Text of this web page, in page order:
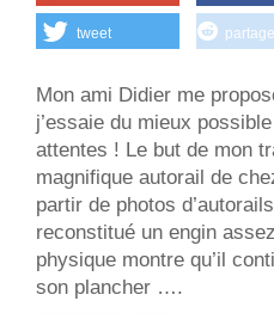
tweet
Mon ami Didier me
j’essaie du mieux
attentes ! Le but de mon
magnifique autorail de
partir de photos
reconstitué un engin
physique montre qu’il
son plancher ….